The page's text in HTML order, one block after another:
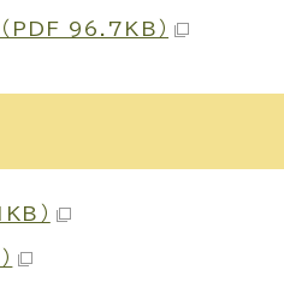
PDF 96.7KB）
）